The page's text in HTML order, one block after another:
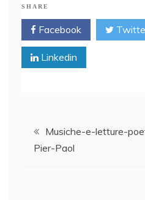
SHARE
Facebook
Linkedin
PostMusiche-e-letture-
Pier-Paol